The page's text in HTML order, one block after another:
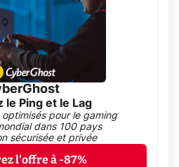
le Ping et le Lag
optimisés pour le gaming
dans 100 pays
sécurisée et privée
l'offre à -87%